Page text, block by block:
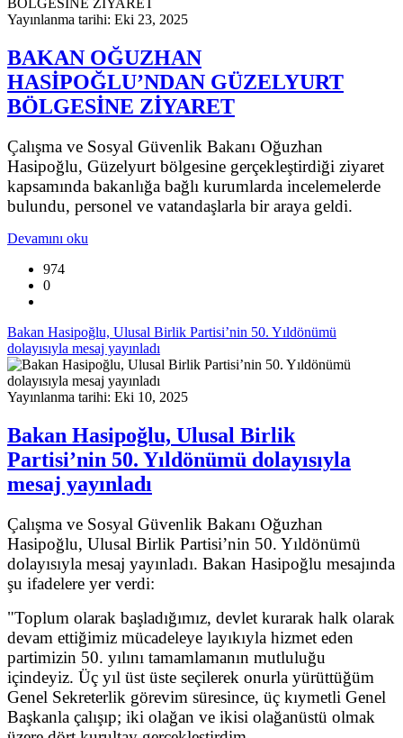
Yayınlanma tarihi: Eki 23, 2025
BAKAN OĞUZHAN
HASİPOĞLU’NDAN GÜZELYURT
BÖLGESİNE ZİYARET
Çalışma ve Sosyal Güvenlik Bakanı Oğuzhan
Hasipoğlu, Güzelyurt bölgesine gerçekleştirdiği ziyaret
kapsamında bakanlığa bağlı kurumlarda incelemelerde
bulundu, personel ve vatandaşlarla bir araya geldi.
Devamını oku
974
0
Bakan Hasipoğlu, Ulusal Birlik Partisi’nin 50. Yıldönümü
dolayısıyla mesaj yayınladı
Yayınlanma tarihi: Eki 10, 2025
Bakan Hasipoğlu, Ulusal Birlik
Partisi’nin 50. Yıldönümü dolayısıyla
mesaj yayınladı
Çalışma ve Sosyal Güvenlik Bakanı Oğuzhan
Hasipoğlu, Ulusal Birlik Partisi’nin 50. Yıldönümü
dolayısıyla mesaj yayınladı. Bakan Hasipoğlu mesajında
şu ifadelere yer verdi:
"Toplum olarak başladığımız, devlet kurarak halk olarak
devam ettiğimiz mücadeleye layıkıyla hizmet eden
partimizin 50. yılını tamamlamanın mutluluğu
içindeyiz. Üç yıl üst üste seçilerek onurla yürüttüğüm
Genel Sekreterlik görevim süresince, üç kıymetli Genel
Başkanla çalışıp; iki olağan ve ikisi olağanüstü olmak